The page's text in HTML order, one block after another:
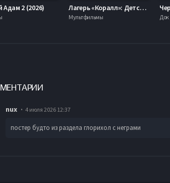
Адам 2 (2026) Лагерь «Коралл»: Детство Губки Боба (1-2 Сезон)
Мультфильмы
ТАРИИ
nux 4 июля 2026 12:37
постер будто из раздела глорихол с неграми